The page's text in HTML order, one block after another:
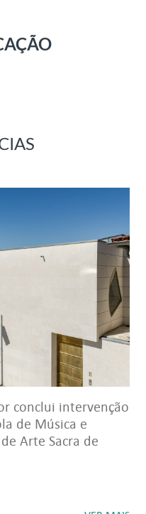
conclui intervenção
de Música e
Arte Sacra de